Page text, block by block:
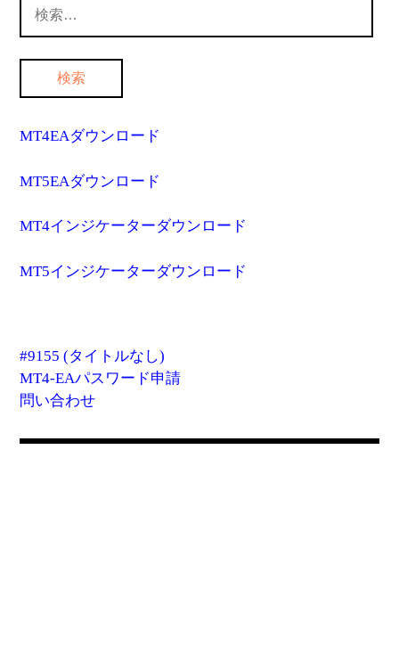
索:
MT4EAダウンロード
MT5EAダウンロード
MT4インジケーターダウンロード
MT5インジケーターダウンロード
#9155 (タイトルなし)
MT4-EAパスワード申請
問い合わせ